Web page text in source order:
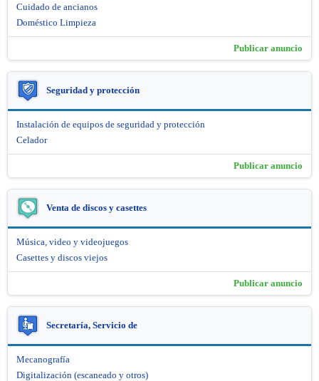
Cuidado de ancianos
Doméstico Limpieza
Publicar anuncio
Seguridad y protección
Instalación de equipos de seguridad y protección
Celador
Publicar anuncio
Venta de discos y casettes
Música, video y videojuegos
Casettes y discos viejos
Publicar anuncio
Secretaría, Servicio de
Mecanografía
Digitalización (escaneado y otros)